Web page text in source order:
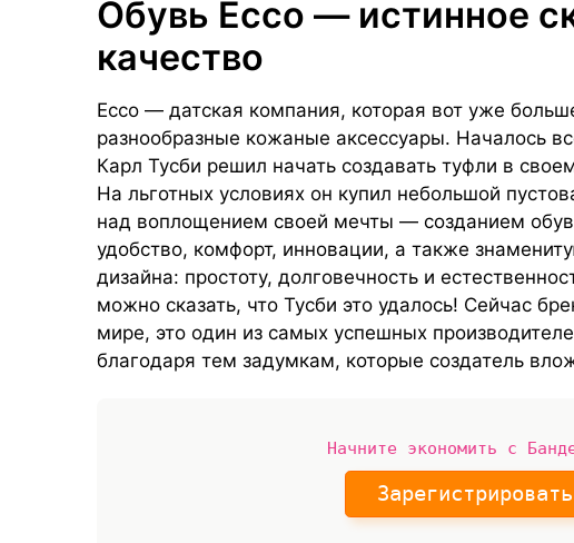
Обувь Ecco — истинное
качество
Ecco — датская компания, которая вот уже
разнообразные кожаные аксессуары. Началось
Карл Тусби решил начать создавать туфли в
На льготных условиях он купил небольшой
над воплощением своей мечты — созданием
удобство, комфорт, инновации, а также
дизайна: простоту, долговечность и
можно сказать, что Тусби это удалось! Сейчас
мире, это один из самых успешных
благодаря тем задумкам, которые создатель
Начните экономить с